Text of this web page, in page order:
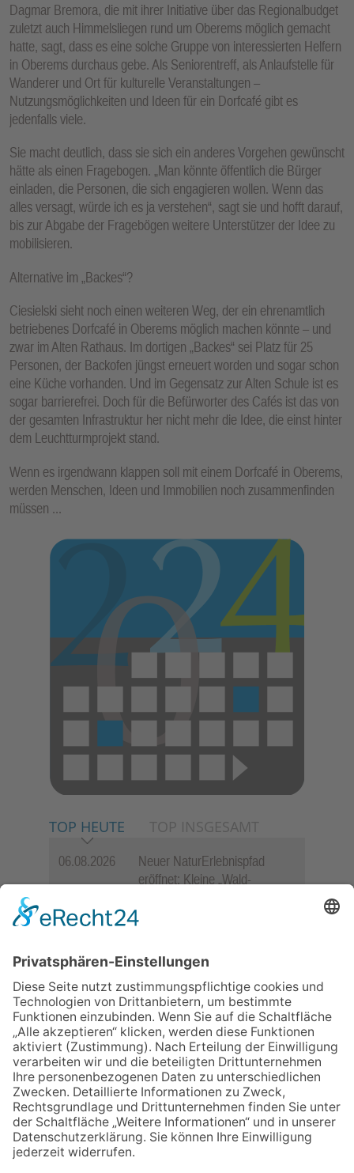
Dagmar Bremora, die mit ihrer Initiative über das Regionalbudget
zuletzt auch Himmelsliegen rund um Oberems möglich gemacht
hatte, sagt, dass es eine solche Gruppe von interessierten Helfern
in Oberems durchaus gebe. Als Seniorentreff, als Anlaufstelle für
Wanderer und Ort für kulturelle Veranstaltungen –
Nutzungsmöglichkeiten und Ideen für ein Dorfcafé gibt es
jedenfalls viele.
Sie macht deutlich, dass sie sich ein anderes Vorgehen gewünscht
hätte als einen Fragebogen. „Man könnte öffentlich die Bürger
einladen, die Personen, die sich engagieren wollen. Wenn das
alles versagt, würde ich es ja verstehen“, sagt sie und hofft darauf,
bis zur Abgabe der Fragebögen weitere Unterstützer der Idee zu
mobilisieren.
Alternative im „Backes“?
Ciesielski sieht noch einen weiteren Weg, der ein ehrenamtlich
betriebenes Dorfcafé in Oberems möglich machen könnte – und
zwar im Alten Rathaus. Im dortigen „Backes“ sei Platz für 25
Personen, der Backofen jüngst erneuert worden und sogar schon
eine Küche vorhanden. Und im Gegensatz zur Alten Schule ist es
sogar barrierefrei. Doch für die Befürworter des Cafés ist das von
der gesamten Infrastruktur her nicht mehr die Idee, die einst hinter
dem Leuchtturmprojekt stand.
Wenn es irgendwann klappen soll mit einem Dorfcafé in Oberems,
werden Menschen, Ideen und Immobilien noch zusammenfinden
müssen ...
TOP HEUTE TOP INSGESAMT
06.08.2026
Neuer NaturErlebnispfad
eröffnet: Kleine „Wald-
die Zukunft der Stadt
Königstein
06.08.2026
„Rock auf der Burg“ lässt
Königstein beben
06.08.2026
„Freundschaft, das ist wie
Heimat“ – Lions-Präsident
Jürgen Rohrmann setzt auf
Gemeinschaft und Bewährtes
06.08.2026
Schulranzen schenken Kindern
einen guten Start